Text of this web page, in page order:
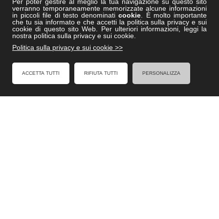
Vitruviocenter.it
Villedisicilia.it
FACEBOOK
Formel - Al Servizio degli Enti Locali
Cookies Policy
verranno temporaneamente memorizzate alcune informazioni
in piccoli file di testo denominaticookie . È molto importante
che tu sia informato e che accetti la politica sulla privacy e sui
cookie di questo sito Web. Per ulteriori informazioni, leggi la
nostra politica sulla privacy e sui cookie.
Politica sulla privacy e sui cookie >>
ACCETTA TUTTI RIFIUTA TUTTI PERSONALIZZA